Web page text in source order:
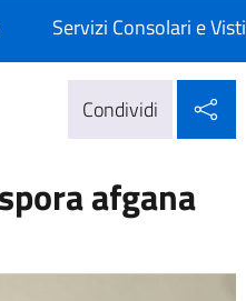
Servizi Consolari e Visti
Condividi
afgana